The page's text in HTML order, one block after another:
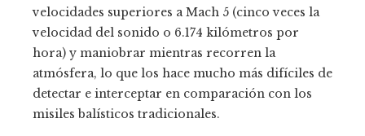
velocidades superiores a Mach 5 (cinco veces la
velocidad del sonido o 6.174 kilómetros por
hora) y maniobrar mientras recorren la
atmósfera, lo que los hace mucho más difíciles de
detectar e interceptar en comparación con los
misiles balísticos tradicionales.